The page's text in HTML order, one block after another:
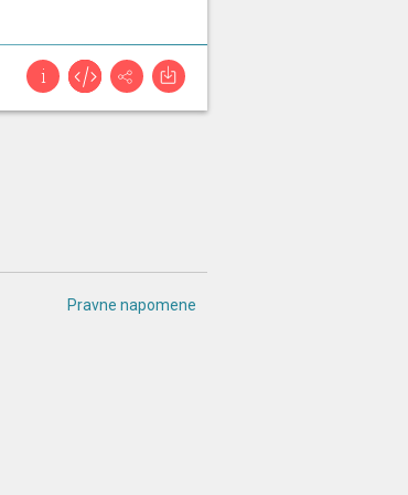
Pravne napomene